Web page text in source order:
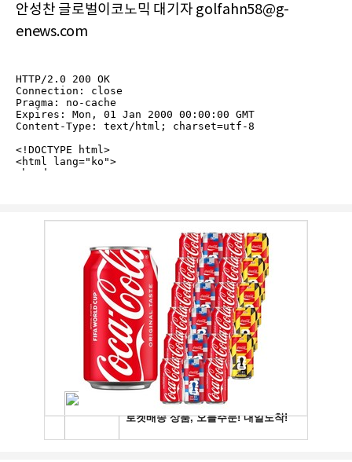
안성찬 글로벌이코노믹 대기자 golfahn58@g-
enews.com